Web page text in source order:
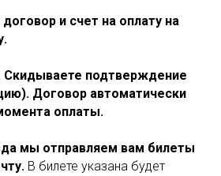
и счет на оплату на
Скидываете подтверждение
Договор автоматически
оплаты.
мы отправляем вам билеты
В билете указана будет